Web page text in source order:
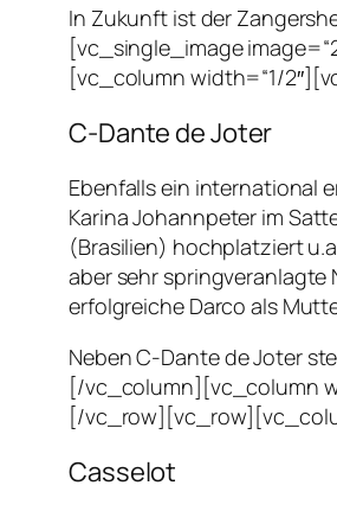
In Zukunft ist der
[vc_single_image
[vc_column width=“1/
C-Dante de Joter
Ebenfalls ein international
Karina Johannpeter im
(Brasilien) hochplatziert
aber sehr springveranlagte
erfolgreiche Darco als
Neben C-Dante de Joter
[/vc_column][vc_column
[/
Casselot